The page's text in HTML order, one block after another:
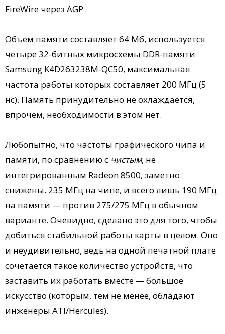
FireWire через AGP
Объем памяти составляет 64 Мб, используется
четыре 32-битных микросхемы DDR-памяти
Samsung K4D263238M-QC50, максимальная
частота работы которых составляет 200 МГц (5
нс). Память принудительно не охлаждается,
впрочем, необходимости в этом нет.
Любопытно, что частоты графического чипа и
памяти, по сравнению с чистым, не
интегрированным Radeon 8500, заметно
снижены. 235 МГц на чипе, и всего лишь 190 МГц
на памяти — против 275/275 МГц в обычном
варианте. Очевидно, сделано это для того, чтобы
добиться стабильной работы карты в целом. Оно
и неудивительно, ведь на одной печатной плате
сочетается такое количество устройств, что
заставить их работать вместе — большое
искусство (которым, тем не менее, обладают
инженеры ATI/Hercules).